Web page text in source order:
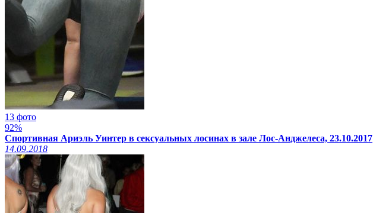
13 фото
92%
Спортивная Ариэль Уинтер в сексуальных лосинах в зале Лос-Анджелеса, 23.10.2017
14.09.2018